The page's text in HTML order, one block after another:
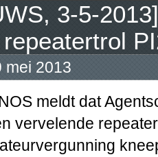
3-5-
mei 2013
meldt dat
vervelende